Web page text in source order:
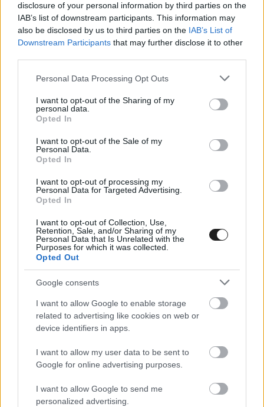
disclosure of your personal information by third parties on the
IAB’s list of downstream participants. This information may
also be disclosed by us to third parties on the IAB’s List of
Downstream Participants that may further disclose it to other
Please note that this website/app uses one or more Google
not limited to your visit or usage behaviour. You may click to
grant or deny consent to Google and its third-party tags to
use your data for below specified purposes in below Google
consent section.
Personal Data Processing Opt Outs
I want to opt-out of the Sharing of my
personal data.
Opted In
I want to opt-out of the Sale of my
Personal Data.
Opted In
I want to opt-out of processing my
Personal Data for Targeted Advertising.
Opted In
I want to opt-out of Collection, Use,
Retention, Sale, and/or Sharing of my
Personal Data that Is Unrelated with the
Purposes for which it was collected.
Opted Out
Google consents
I want to allow Google to enable storage
related to advertising like cookies on web or
device identifiers in apps.
I want to allow my user data to be sent to
Google for online advertising purposes.
I want to allow Google to send me
personalized advertising.
A „közkedvelt pályán ne változtass” elvet követve
a montreali vonalvezetés 2002 óta egy métert
nyomán az FIA által kiadott pályarajzra kerültek
előzés módot a célegyenesben használhatják
másodpercen belül vannak az üldözött autóhoz
képest. Emellett négy padlógázos szakaszban
lesznek nyithatóak az első és a hátsó
vezetőszárnyak a jobb légellenállás érdekében –
alacsony tapadási viszonyok mellett, vagyis
esőben csak az első és csak háromban, mert a
hajtű előtti szakaszon ekkor biztonsági okokból
nem lesz erre lehetőség. A Pirelli szokás szerint
a kollekciójának három leglágyabb keverékével
utazik erre a gumikat kevésbé, a fékeket annál
inkább megterhelő helyszínre.